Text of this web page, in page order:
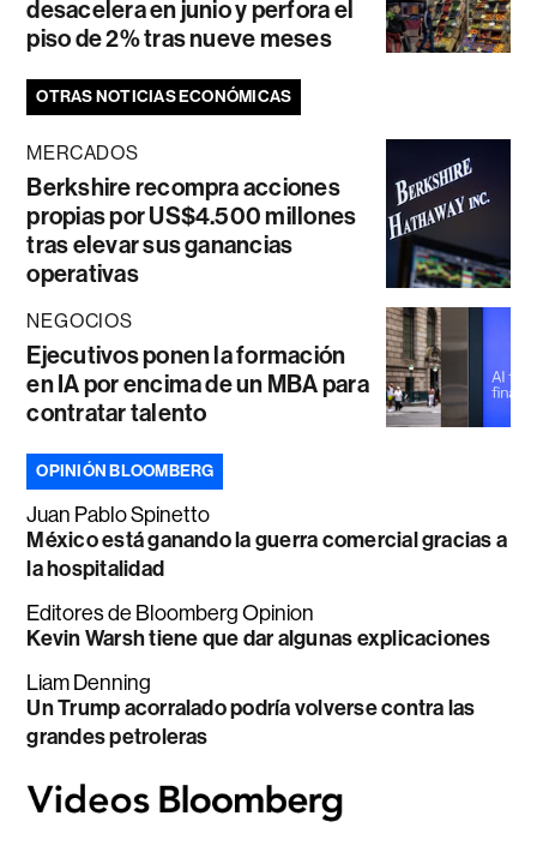
desacelera en junio y perfora el
piso de 2% tras nueve meses
OTRAS NOTICIAS ECONÓMICAS
MERCADOS
Berkshire recompra acciones
propias por US$4.500 millones
tras elevar sus ganancias
operativas
NEGOCIOS
Ejecutivos ponen la formación
en IA por encima de un MBA para
contratar talento
OPINIÓN BLOOMBERG
Juan Pablo Spinetto
México está ganando la guerra comercial gracias a
la hospitalidad
Editores de Bloomberg Opinion
Kevin Warsh tiene que dar algunas explicaciones
Liam Denning
Un Trump acorralado podría volverse contra las
grandes petroleras